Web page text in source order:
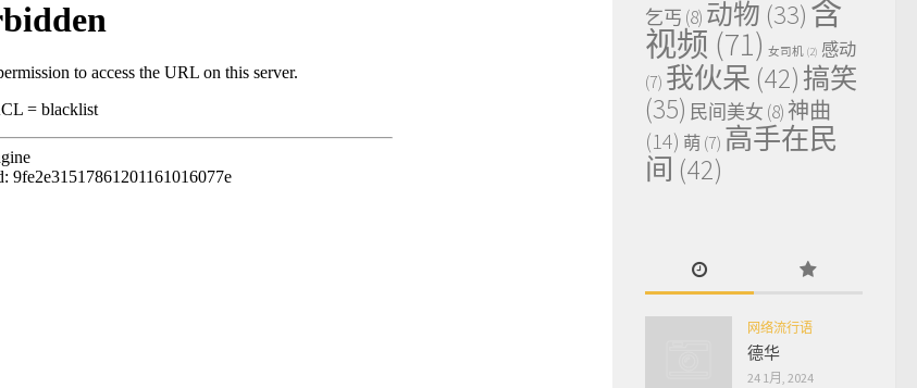
乞丐 (8) 动物 (33)含
视频 (71) 女司机 (2) 感动
(7) 我伙呆 (42)搞笑
(35) 民间美女 (8) 神曲
(14) 萌 (7) 高手在民
间 (42)
网络流行语
德华
24 1月, 2024